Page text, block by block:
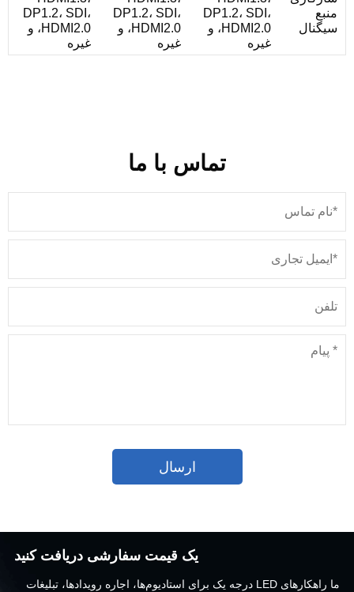
منبع
سیگنال
DP1.2، SDI،
HDMI2.0، و
غیره
DP1.2، SDI،
HDMI2.0، و
غیره
DP1.2، SDI،
HDMI2.0، و
غیره
تماس با ما
یک قیمت سفارشی دریافت کنید
ما راهکارهای LED درجه یک برای استادیوم‌ها، اجاره رویدادها، تبلیغات